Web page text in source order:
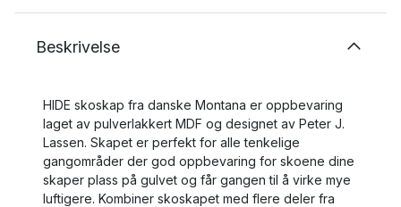
Beskrivelse
HIDE skoskap fra danske Montana er oppbevaring
laget av pulverlakkert MDF og designet av Peter J.
Lassen. Skapet er perfekt for alle tenkelige
gangområder der god oppbevaring for skoene dine
skaper plass på gulvet og får gangen til å virke mye
luftigere. Kombiner skoskapet med flere deler fra